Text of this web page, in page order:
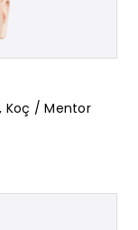
, Koç / Mentor